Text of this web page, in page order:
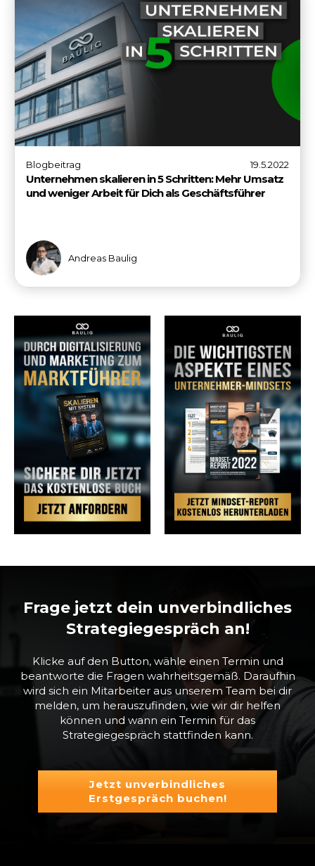
Blogbeitrag 19.5.2022
Unternehmen skalieren in 5 Schritten: Mehr Umsatz
und weniger Arbeit für Dich als Geschäftsführer
Andreas Baulig
Frage jetzt dein unverbindliches
Strategiegespräch an!
Klicke auf den Button, wähle einen Termin und
beantworte die Fragen wahrheitsgemäß. Daraufhin
wird sich ein Mitarbeiter aus unserem Team bei dir
melden, um herauszufinden, wie wir dir helfen
können und wann ein Termin für das
Strategiegespräch stattfinden kann.
Jetzt unverbindliches
Erstgespräch buchen!